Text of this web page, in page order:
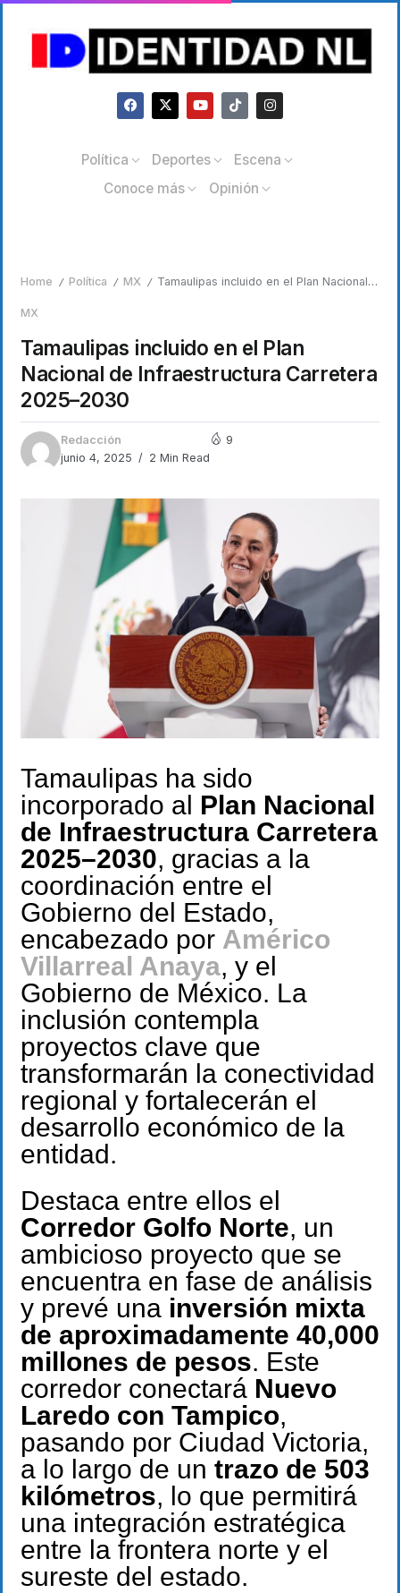
Política Deportes
Escena
Conoce más
Opinión
Home / Política / MX / Tamaulipas incluido en el Plan Nacional de Infraestructura Carretera 2025–2030
MX
Tamaulipas incluido en el Plan
Nacional de Infraestructura Carretera
2025–2030
Redacción
junio 4, 2025
2 Min Read
9
Tamaulipas ha sido
incorporado al Plan Nacional
de Infraestructura Carretera
2025–2030, gracias a la
coordinación entre el
Gobierno del Estado,
encabezado por Américo
Villarreal Anaya, y el
Gobierno de México. La
inclusión contempla
proyectos clave que
transformarán la conectividad
regional y fortalecerán el
desarrollo económico de la
entidad.
Destaca entre ellos el
Corredor Golfo Norte, un
ambicioso proyecto que se
encuentra en fase de análisis
y prevé una inversión mixta
de aproximadamente 40,000
millones de pesos. Este
corredor conectará Nuevo
Laredo con Tampico,
pasando por Ciudad Victoria,
a lo largo de un trazo de 503
kilómetros, lo que permitirá
una integración estratégica
entre la frontera norte y el
sureste del estado.